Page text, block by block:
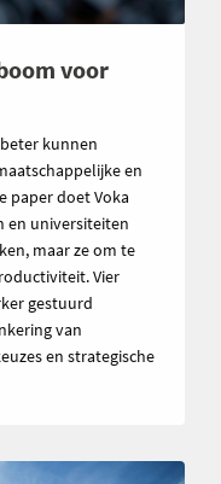
voor
kunnen
en
paper doet Voka
en universiteiten
maar ze om te
Vier
gestuurd
van
en strategische